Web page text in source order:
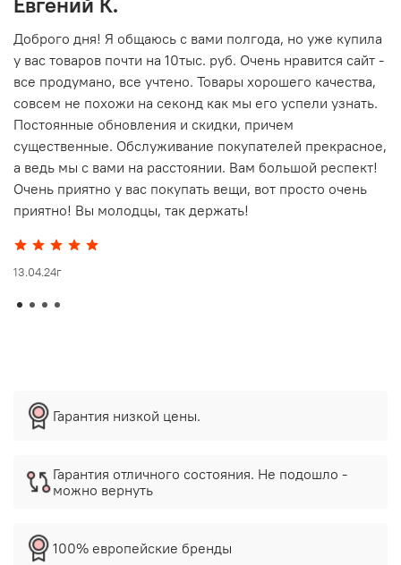
Доброго дня! Я общаюсь с вами полгода, но уже купила
у вас товаров почти на 10тыс. руб. Очень нравится сайт -
все продумано, все учтено. Товары хорошего качества,
совсем не похожи на секонд как мы его успели узнать.
Постоянные обновления и скидки, причем
существенные. Обслуживание покупателей прекрасное,
а ведь мы с вами на расстоянии. Вам большой респект!
Очень приятно у вас покупать вещи, вот просто очень
приятно! Вы молодцы, так держать!
13.04.24г
Гарантия низкой цены.
Гарантия отличного состояния. Не подошло -
можно вернуть
100% европейские бренды